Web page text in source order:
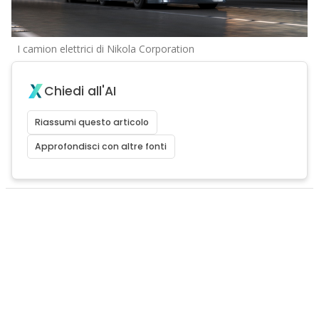
I camion elettrici di Nikola Corporation
Chiedi all'AI
Riassumi questo articolo
Approfondisci con altre fonti